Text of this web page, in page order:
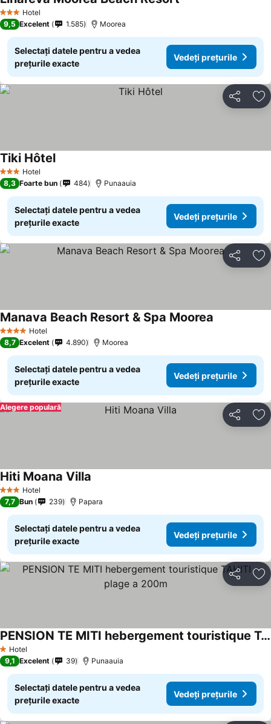
3 SteleHotel
9,5 Excelent 1.585 Moorea
Selectați datele pentru a vedea
prețurile exacte
Vedeți prețurile
Distribuiți
3 SteleHotel
Tiki Hôtel
8,3 Foarte bun 484 Punaauia
Selectați datele pentru a vedea
prețurile exacte
Vedeți prețurile
Distribuiți
4 Stele Hotel
Manava Beach Resort & Spa Moorea
8,7 Excelent 4.890 Moorea
Selectați datele pentru a vedea
prețurile exacte
Vedeți prețurile
Distribuiți
Alegere populară
3 SteleHotel
Hiti Moana Villa
7,7 Bun 239 Papara
Selectați datele pentru a vedea
prețurile exacte
Vedeți prețurile
Distribuiți
1 Stele
Hotel
PENSION TE MITI hebergement touristique TAHITI - plage a 200m
9,1 Excelent 39 Punaauia
Selectați datele pentru a vedea
prețurile exacte
Vedeți prețurile